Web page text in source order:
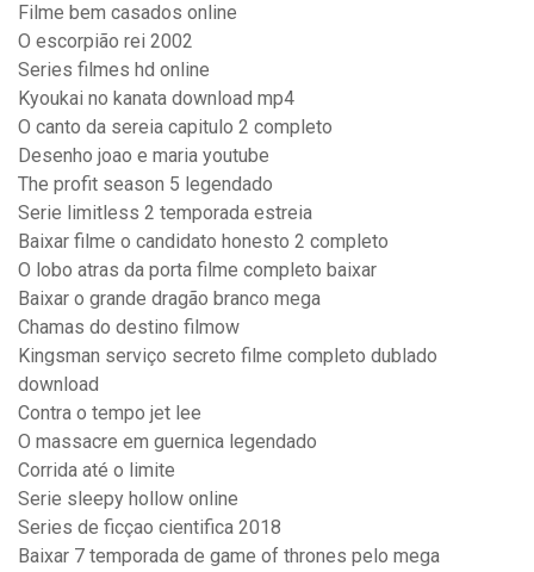
Filme bem casados online
O escorpião rei 2002
Series filmes hd online
Kyoukai no kanata download mp4
O canto da sereia capitulo 2 completo
Desenho joao e maria youtube
The profit season 5 legendado
Serie limitless 2 temporada estreia
Baixar filme o candidato honesto 2 completo
O lobo atras da porta filme completo baixar
Baixar o grande dragão branco mega
Chamas do destino filmow
Kingsman serviço secreto filme completo dublado
download
Contra o tempo jet lee
O massacre em guernica legendado
Corrida até o limite
Serie sleepy hollow online
Series de ficçao cientifica 2018
Baixar 7 temporada de game of thrones pelo mega